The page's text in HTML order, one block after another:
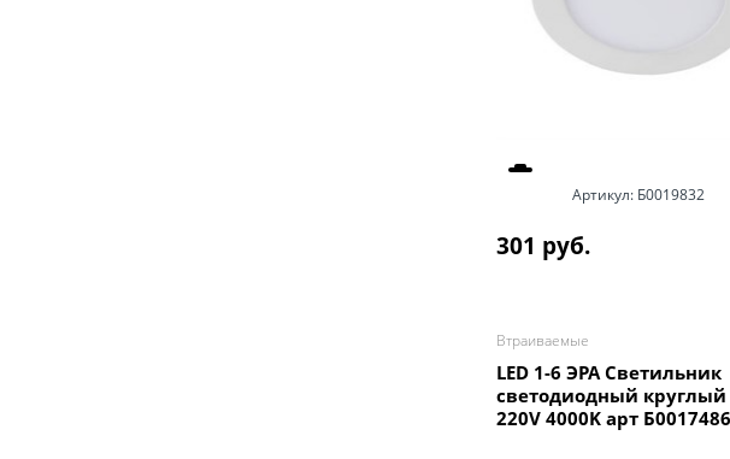
Артикул: Б0019832
301 руб.
Втраиваемые
LED 1-6 ЭРА Светильник
светодиодный круглый
220V 4000K арт Б0017486